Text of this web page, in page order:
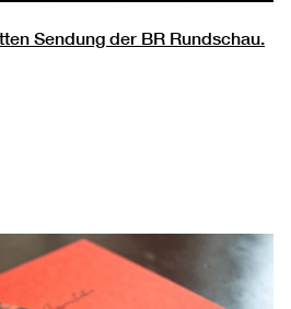
Sendung der BR Rundschau.